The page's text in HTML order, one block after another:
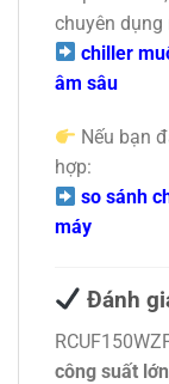
chuyên dụng
chiller
âm sâu
Nếu bạn
hợp:
so sánh
máy
Đánh
công suất lớn